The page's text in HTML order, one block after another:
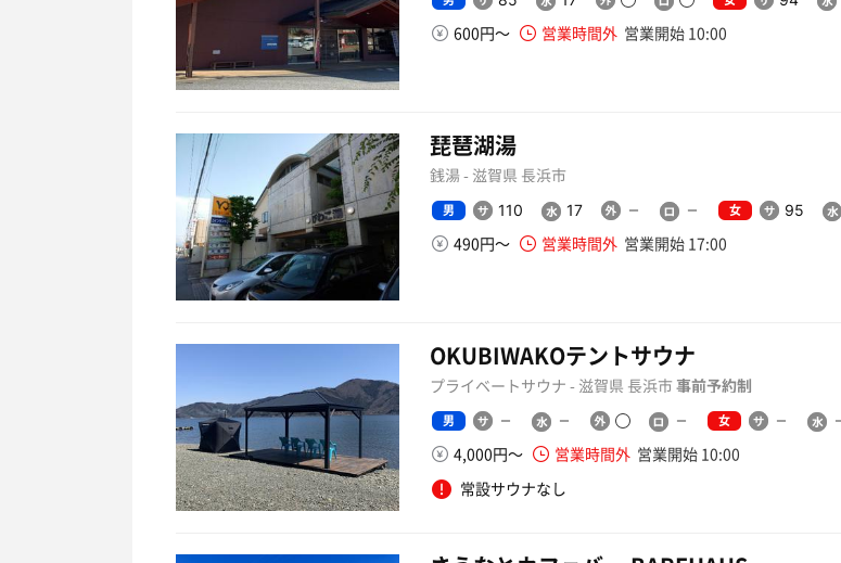
600円〜 営業時間外 営業開始 10:00
琵琶湖湯
銭湯 - 滋賀県 長浜市
男 110 17 女 95
490円〜 営業時間外 営業開始 17:00
OKUBIWAKOテントサウナ
プライベートサウナ - 滋賀県 長浜市事前予約制
男 女
4,000円〜 営業時間外 営業開始 10:00
常設サウナなし